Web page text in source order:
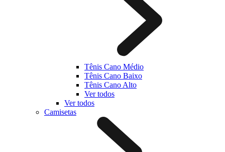
Tênis Cano Médio
Tênis Cano Baixo
Tênis Cano Alto
Ver todos
Ver todos
Camisetas